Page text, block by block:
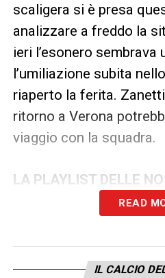
scaligera si è presa
analizzare a freddo la
ieri l’esonero sembrava
l’umiliazione subita
riaperto la ferita.
ritorno a Verona
viaggio con la squadra.
LA PLAYLIST DELLE
READ
IL CALCIO